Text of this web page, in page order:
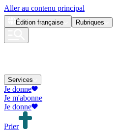
Aller au contenu principal
Édition française Rubriques
Services
Je donne
Je m'abonne
Je donne
Prier